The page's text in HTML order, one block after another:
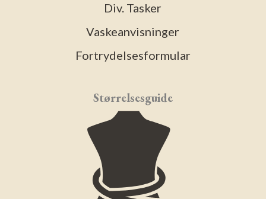
Div. Tasker
Vaskeanvisninger
Fortrydelsesformular
Størrelsesguide